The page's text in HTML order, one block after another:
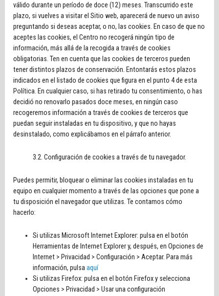
válido durante un período de doce (12) meses. Transcurrido este
plazo, si vuelves a visitar el Sitio web, aparecerá de nuevo un aviso
preguntando si deseas aceptar, o no, las cookies. En caso de que no
aceptes las cookies, el Centro no recogerá ningún tipo de
información, más allá de la recogida a través de cookies
obligatorias. Ten en cuenta que las cookies de terceros pueden
tener distintos plazos de conservación. Entontarás estos plazos
indicados en el listado de cookies que figura en el punto 4 de esta
Política. En cualquier caso, si has retirado tu consentimiento, o has
decidió no renovarlo pasados doce meses, en ningún caso
recogeremos información a través de cookies de terceros que
puedan seguir instaladas en tu dispositivo, y que no hayas
desinstalado, como explicábamos en el párrafo anterior.
3.2. Configuración de cookies a través de tu navegador.
Puedes permitir, bloquear o eliminar las cookies instaladas en tu
equipo en cualquier momento a través de las opciones que pone a
tu disposición el navegador que utilizas. Te contamos cómo
hacerlo:
Si utilizas Microsoft Internet Explorer: pulsa en el botón
Herramientas de Internet Explorer y, después, en Opciones de
Internet > Privacidad > Configuración > Aceptar. Para más
información, pulsaaquí
Si utilizas Firefox: pulsa en el botón Firefox y selecciona
Opciones > Privacidad > Usar una configuración